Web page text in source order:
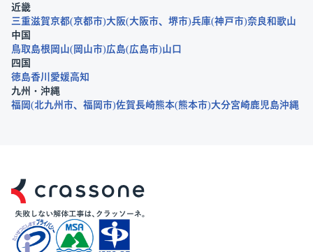
近畿
三重滋賀京都 京都市 大阪 大阪市 堺市 兵庫 神戸市 奈良和歌山
中国
鳥取島根 岡山 岡山市 広島 広島市 山口
四国
徳島香川 愛媛高知
九州・沖縄
福岡
北九州市 福岡市 佐賀長崎熊本 熊本市 大分宮崎鹿児島沖縄